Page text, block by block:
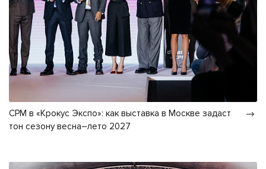
CPM в «Крокус Экспо»: как выставка в Москве задаст
тон сезону весна–лето 2027